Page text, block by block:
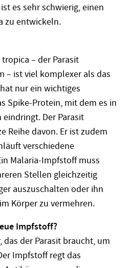
es sehr schwierig, einen
zu entwickeln.
– der Parasit
– ist viel komplexer als das
nur ein wichtiges
Spike-Protein, mit dem es in
Der Parasit
Reihe davon. Er ist zudem
verschiedene
Malaria-Impfstoff muss
Stellen gleichzeitig
auszuschalten oder ihn
Körper zu vermehren.
Impfstoff?
der Parasit braucht, um
Impfstoff regt das